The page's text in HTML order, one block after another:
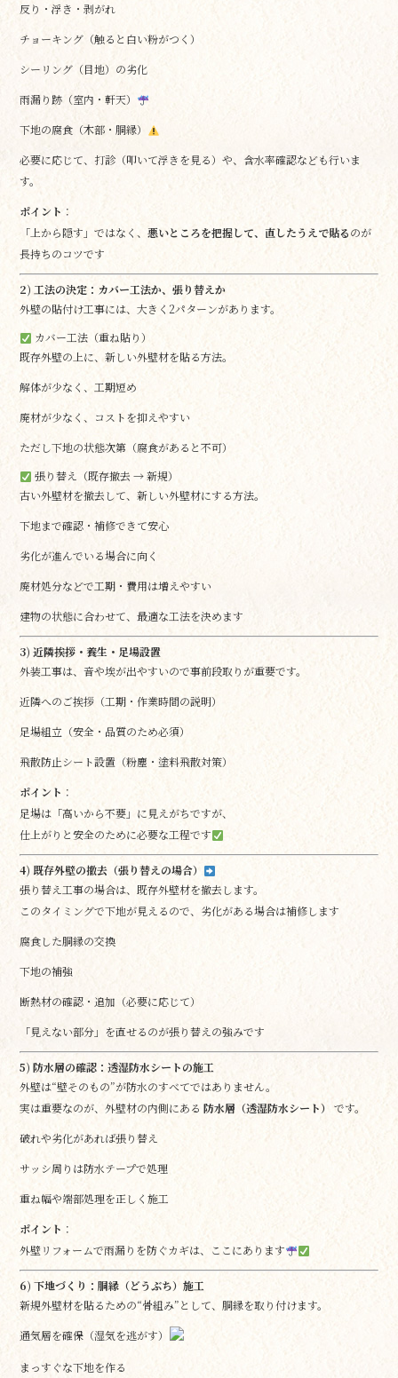
反り・浮き・剥がれ
チョーキング（触ると白い粉がつく）
シーリング（目地）の劣化
雨漏り跡（室内・軒天）
下地の腐食（木部・胴縁）
必要に応じて、打診（叩いて浮きを見る）や、含水率確認なども行いま
す。
ポイント ：
「上から隠す」ではなく、悪いところを把握して、直したうえで貼るのが
長持ちのコツです
2) 工法の決定：カバー工法か、張り替えか
外壁の貼付け工事には、大きく2パターンがあります。
カバー工法（重ね貼り）
既存外壁の上に、新しい外壁材を貼る方法。
解体が少なく、工期短め
廃材が少なく、コストを抑えやすい
ただし下地の状態次第（腐食があると不可）
張り替え（既存撤去 → 新規）
古い外壁材を撤去して、新しい外壁材にする方法。
下地まで確認・補修できて安心
劣化が進んでいる場合に向く
廃材処分などで工期・費用は増えやすい
建物の状態に合わせて、最適な工法を決めます
3) 近隣挨拶・養生・足場設置
外装工事は、音や埃が出やすいので事前段取りが重要です。
近隣へのご挨拶（工期・作業時間の説明）
足場組立（安全・品質のため必須）
飛散防止シート設置（粉塵・塗料飛散対策）
ポイント ：
足場は「高いから不要」に見えがちですが、
仕上がりと安全のために必要な工程です
4) 既存外壁の撤去（張り替えの場合）
張り替え工事の場合は、既存外壁材を撤去します。
このタイミングで下地が見えるので、劣化がある場合は補修します
腐食した胴縁の交換
下地の補強
断熱材の確認・追加（必要に応じて）
「見えない部分」を直せるのが張り替えの強みです
5) 防水層の確認：透湿防水シートの施工
外壁は“壁そのもの”が防水のすべてではありません。
実は重要なのが、外壁材の内側にある防水層（透湿防水シート） です。
破れや劣化があれば張り替え
サッシ周りは防水テープで処理
重ね幅や端部処理を正しく施工
ポイント ：
外壁リフォームで雨漏りを防ぐカギは、ここにあります
6) 下地づくり：胴縁（どうぶち）施工
新規外壁材を貼るための“骨組み”として、胴縁を取り付けます。
通気層を確保（湿気を逃がす）
まっすぐな下地を作る